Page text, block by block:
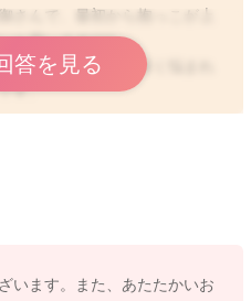
さんで、最初から抱っこが上
と思います(^^)
していく可能性を深く悩まれ
す。
らご覧くださいね☆
答を見る
います。また、あたたかいお